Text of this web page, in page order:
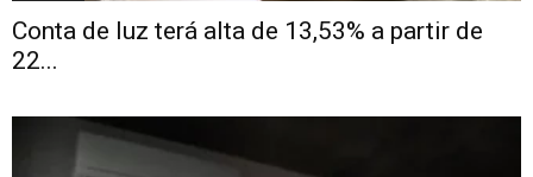
Conta de luz terá alta de 13,53% a partir de
22...